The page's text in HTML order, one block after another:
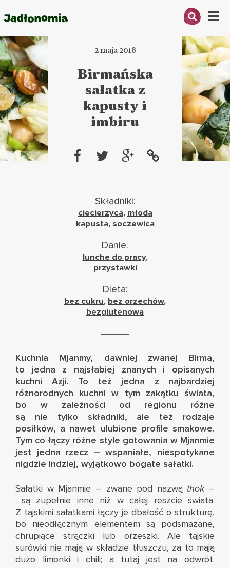
Menu
O MNIE
PRZEPISY
ARTYKUŁY
KSIĄŻKI
KONTAKT
2 maja 2018
Birmańska
sałatka z
kapusty i
imbiru
Składniki:
ciecierzyca, młoda
kapusta, soczewica
Danie:
lunche do pracy,
przystawki
Dieta:
bez cukru, bez orzechów,
bezglutenowa
Kuchnia Mjanmy, dawniej zwanej Birmą,
to jedna z najsłabiej znanych i opisanych
kuchni Azji. To też jedna z najbardziej
różnorodnych kuchni w tym zakątku świata,
bo w zależności od regionu różne
są nie tylko składniki, ale też rodzaje
posiłków, a nawet ulubione profile smakowe.
Tym co łączy różne style gotowania w Mjanmie
jest jedna rzecz – wspaniałe, niespotykane
nigdzie indziej, wyjątkowo bogate sałatki.
Sałatki w Mjanmie – zwane pod nazwą thok –
są zupełnie inne niż w całej reszcie świata.
Z tajskimi sałatkami łączy je dbałość o strukturę,
bo nieodłącznym elementem są podsmażane,
chrupiące strączki lub orzeszki. Ale tajskie
surówki nie mają w składzie tłuszczu, za to mają
dużo limonki i chili; a tutaj jest na odwrót.